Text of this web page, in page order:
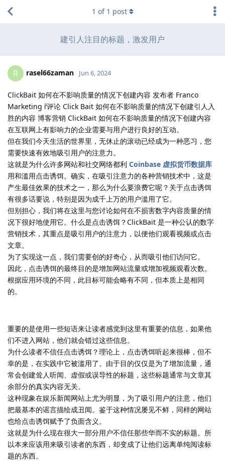
建引人注目的标题，激发用户
1 of 1 post
R rasel66zaman Jun 6, 2024
ClickBait 如何在不影响质量的情况下创建内容 发布者 Franco
Marketing 评论 Click Bait 如何在不影响质量的情况下创建引人入
胜的内容 博客营销 ClickBait 如何在不影响质量的情况下创建内容
在互联网上有影响力的企业需要与用户进行良好的互动。
但在我们今天生活的世界里，无休止的滚动已经成为一种恶习，您
需要快速有效地吸引用户的注意力。
这就是为什么许多网站和社交网络都利 Coinbase 虚拟货币数据库
用和滥用点击诱饵。确实，在吸引注意力的各种营销技术中，这是
产生最佳效果的技术之一，那么为什么要浪费它呢？关于点击诱饵
有很多话要说，特别是因为成千上万的用户滥用了它。
但别担心，我们将在这里与您讨论如何在不损害数字内容质量的情
况下很好地使用它。什么是点击诱饵？ClickBait 是一种公认的数字
营销技术，其重点是吸引用户的注意力，以便他们观看视频或点击
文章。
为了实现这一点，我们需要创的好奇心，从而吸引他们访问它。
因此，点击诱饵的最终目的是增加网站流量或增加视频观看次数。
根据应用环境的不同，此目标可能会略有不同，但本质上是相同
的。
重要的是使用一些短语来让读者感觉到这里有重要的信息，如果他
们不进入网站，他们就会错过这些信息。
为什么读者不信任点击诱饵？理论上，点击诱饵听起来很棒，但不
幸的是，在实践中它被滥用了。由于目的仅仅是为了增加流量，通
常会创建耸人听闻、虚假或误导性的标题，这些标题通常与文章其
余部分的真实内容无关。
这种现象在娱乐新闻网站上尤为明显，为了吸引用户的注意，他们
把最基本的谣言描绘成丑闻。鉴于这种情况屡见不鲜，同样的网站
也给点击诱饵赋予了负面含义。
这就是为什么现在很大一部分用户不信任那些华而不实的标题。所
以本来应该用来吸引读者的东西，却变成了让他们远离单纯阅读标
题的东西。